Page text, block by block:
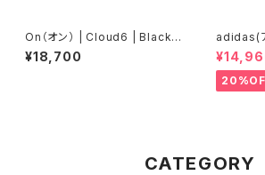
On（オン） | Cloud6 | Black/B
lack | Men
¥18,700
adidas(
/ Silver
k |
CATEGORY